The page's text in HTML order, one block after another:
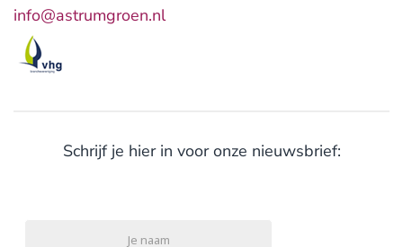
info@astrumgroen.nl
Schrijf je hier in voor onze nieuwsbrief: